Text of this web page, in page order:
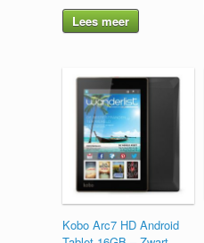
Lees meer
Kobo Arc7 HD Android